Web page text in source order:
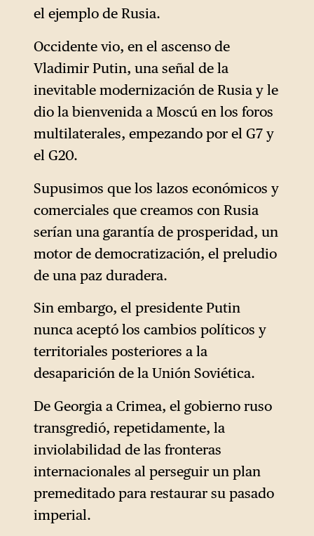
el ejemplo de Rusia.
Occidente vio, en el ascenso de
Vladimir Putin, una señal de la
inevitable modernización de Rusia y le
dio la bienvenida a Moscú en los foros
multilaterales, empezando por el G7 y
el G20.
Supusimos que los lazos económicos y
comerciales que creamos con Rusia
serían una garantía de prosperidad, un
motor de democratización, el preludio
de una paz duradera.
Sin embargo, el presidente Putin
nunca aceptó los cambios políticos y
territoriales posteriores a la
desaparición de la Unión Soviética.
De Georgia a Crimea, el gobierno ruso
transgredió, repetidamente, la
inviolabilidad de las fronteras
internacionales al perseguir un plan
premeditado para restaurar su pasado
imperial.